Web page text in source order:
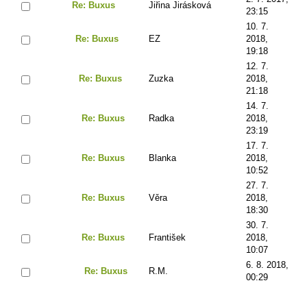
Re: Buxus Jiřina Jirásková
23:15
Re: Buxus EZ
10. 7.
2018,
19:18
Re: Buxus Zuzka
12. 7.
2018,
21:18
Re: Buxus Radka
14. 7.
2018,
23:19
Re: Buxus Blanka
17. 7.
2018,
10:52
Re: Buxus Věra
27. 7.
2018,
18:30
Re: Buxus František
30. 7.
2018,
10:07
Re: Buxus R.M.
6. 8. 2018,
00:29